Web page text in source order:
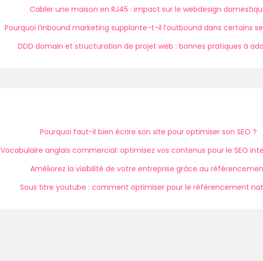
Cabler une maison en RJ45 : impact sur le webdesign
Pourquoi l’inbound marketing supplante-t-il l’outbound dans certains
DDD domain et structuration de projet web : bonnes pratiques à
Pourquoi faut-il bien écrire son site pour optimiser son SEO ?
Vocabulaire anglais commercial: optimisez vos contenus pour le SEO
Améliorez la visibilité de votre entreprise grâce au
Sous titre youtube : comment optimiser pour le référencement